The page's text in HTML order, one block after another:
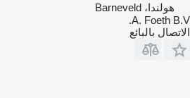
هولندا، Barneveld
A. Foeth B.V.
الاتصال بالبائع